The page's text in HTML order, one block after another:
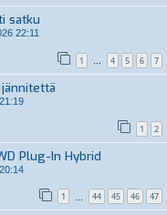
satku
22:11
1 … 4 5 6 7
1 2
Plug-In Hybrid
1 44 45 46 47